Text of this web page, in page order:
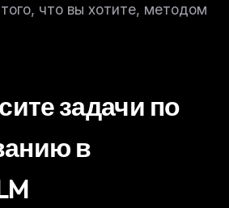
того, что вы хотите, методом
задачи по
в